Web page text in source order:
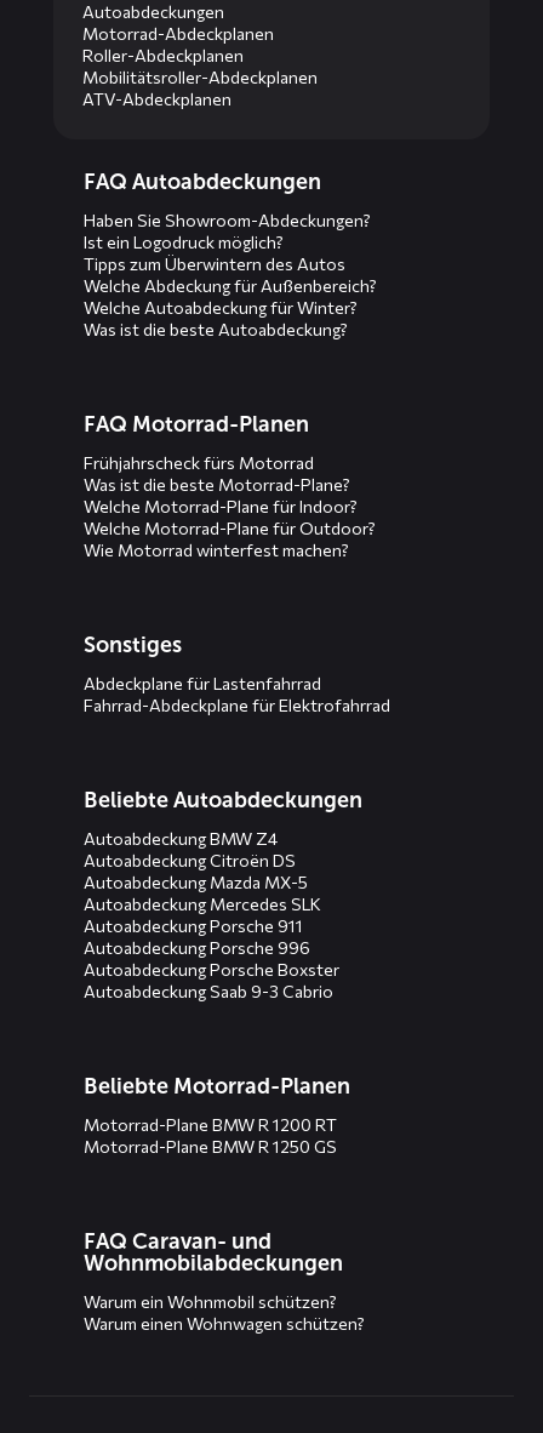
Autoabdeckungen
Motorrad-Abdeckplanen
Roller-Abdeckplanen
Mobilitätsroller-Abdeckplanen
ATV-Abdeckplanen
menusFAQ Autoabdeckungen
Haben Sie Showroom-Abdeckungen?
Ist ein Logodruck möglich?
Tipps zum Überwintern des Autos
Welche Abdeckung für Außenbereich?
Welche Autoabdeckung für Winter?
Was ist die beste Autoabdeckung?
FAQ Motorrad-Planen
Frühjahrscheck fürs Motorrad
Was ist die beste Motorrad-Plane?
Welche Motorrad-Plane für Indoor?
Welche Motorrad-Plane für Outdoor?
Wie Motorrad winterfest machen?
Sonstiges
Abdeckplane für Lastenfahrrad
Fahrrad-Abdeckplane für Elektrofahrrad
Beliebte Autoabdeckungen
Autoabdeckung BMW Z4
Autoabdeckung Citroën DS
Autoabdeckung Mazda MX-5
Autoabdeckung Mercedes SLK
Autoabdeckung Porsche 911
Autoabdeckung Porsche 996
Autoabdeckung Porsche Boxster
Autoabdeckung Saab 9-3 Cabrio
Beliebte Motorrad-Planen
Motorrad-Plane BMW R 1200 RT
Motorrad-Plane BMW R 1250 GS
FAQ Caravan- und
Wohnmobilabdeckungen
Warum ein Wohnmobil schützen?
Warum einen Wohnwagen schützen?